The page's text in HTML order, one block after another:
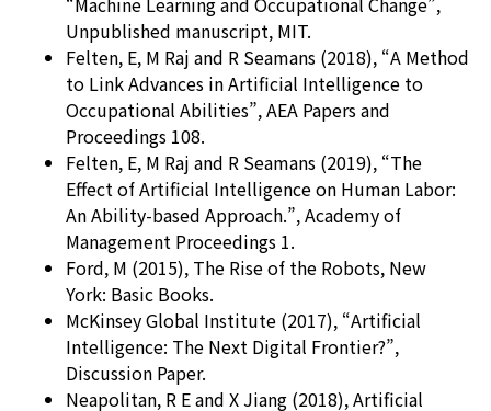
Unpublished manuscript, MIT.
Felten, E, M Raj and R Seamans (2018), “A Method
to Link Advances in Artificial Intelligence to
Occupational Abilities”, AEA Papers and
Proceedings 108.
Felten, E, M Raj and R Seamans (2019), “The
Effect of Artificial Intelligence on Human Labor:
An Ability-based Approach.”, Academy of
Management Proceedings 1.
Ford, M (2015), The Rise of the Robots, New
York: Basic Books.
McKinsey Global Institute (2017), “Artificial
Intelligence: The Next Digital Frontier?”,
Discussion Paper.
Neapolitan, R E and X Jiang (2018), Artificial